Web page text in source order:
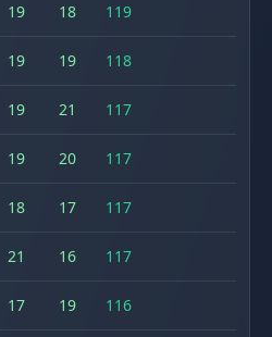
19 18 119
19 19 118
19 21 117
19 20 117
18 17 117
21 16 117
17 19 116